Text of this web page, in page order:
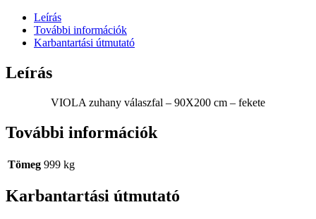
fekete
mennyiség
Leírás
További információk
Karbantartási útmutató
Leírás
VIOLA zuhany válaszfal – 90X200 cm – fekete
További információk
Tömeg 999 kg
Karbantartási útmutató